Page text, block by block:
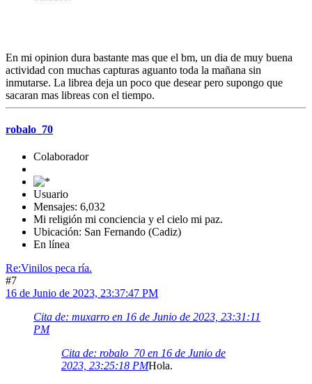
En mi opinion dura bastante mas que el bm, un dia de muy buena
actividad con muchas capturas aguanto toda la mañana sin
inmutarse. La librea deja un poco que desear pero supongo que
sacaran mas libreas con el tiempo.
robalo_70
Colaborador
Usuario
Mensajes: 6,032
Mi religión mi conciencia y el cielo mi paz.
Ubicación: San Fernando (Cadiz)
En línea
Re:Vinilos peca ría.
#7
16 de Junio de 2023, 23:37:47 PM
Cita de: muxarro en 16 de Junio de 2023, 23:31:11
PM
Cita de: robalo_70 en 16 de Junio de
2023, 23:25:18 PMHola.